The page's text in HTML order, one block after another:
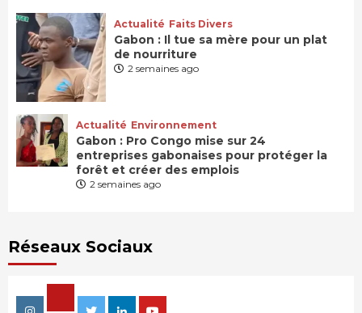
Actualité Faits Divers
Gabon : Il tue sa mère pour un plat
de nourriture
2 semaines ago
Actualité Environnement
Gabon : Pro Congo mise sur 24
entreprises gabonaises pour protéger la
forêt et créer des emplois
2 semaines ago
Réseaux Sociaux
Instagram
Facebook
TwitterLinkedin